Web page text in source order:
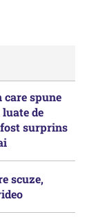
spune
de
surprins
scuze,